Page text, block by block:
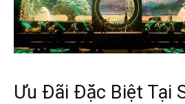
Ưu Đãi Đặc Biệt Tại